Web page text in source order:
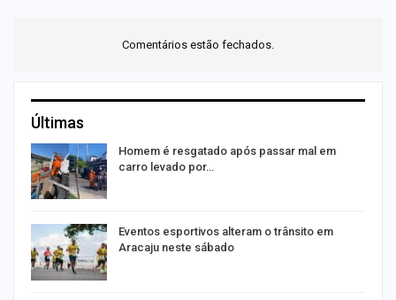
Comentários estão fechados.
Últimas
Homem é resgatado após passar mal em
carro levado por…
Eventos esportivos alteram o trânsito em
Aracaju neste sábado